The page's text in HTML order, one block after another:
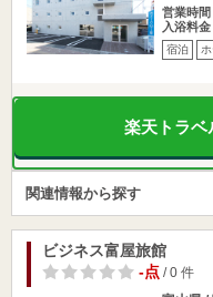
営業時間
入浴料金
宿泊
楽天トラベ
関連情報から探す
ビジネス富屋旅館
-点/ 0 件